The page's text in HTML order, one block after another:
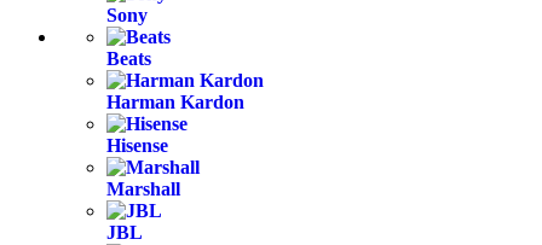
Sony
Beats
Harman Kardon
Hisense
Marshall
JBL